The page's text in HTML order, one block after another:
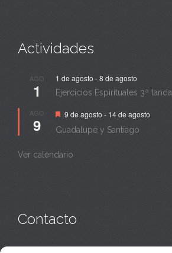
Actividades
AGO
1
1 de agosto -8 de agosto
Ejercicios Espirituales 3ª tanda
AGO
9
Destacado
9 de agosto - 14 de agosto
Guadalupe y Santiago
Ver calendario
Contacto